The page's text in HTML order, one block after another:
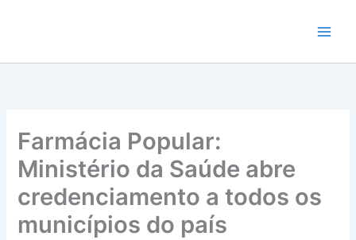
conteúdo
Farmácia Popular:
Ministério da Saúde abre
credenciamento a todos os
municípios do país